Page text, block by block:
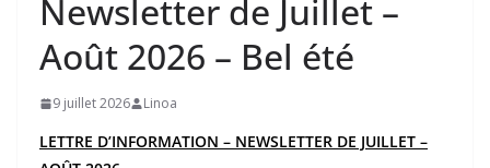
Newsletter de Juillet –
Août 2026 – Bel été
9 juillet 2026 Linoa
LETTRE D’INFORMATION – NEWSLETTER DE JUILLET –